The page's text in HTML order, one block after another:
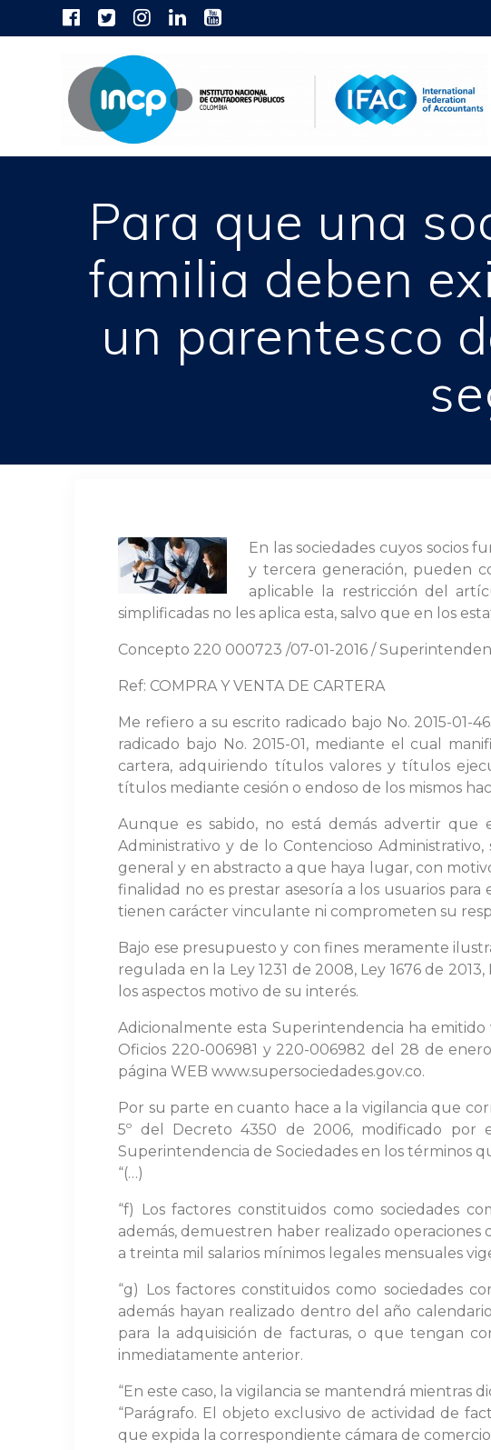
Para que una
familia deben
un parentesco
En las sociedades cuyos socios
y tercera generación, pueden
aplicable la restricción del
simplificadas no les aplica esta, salvo que en los
Concepto 220 000723 /07-01-2016 /
Ref: COMPRA Y VENTA DE CARTERA
Me refiero a su escrito radicado bajo No. 2015-
radicado bajo No. 2015-01, mediante el cual
cartera, adquiriendo títulos valores y títulos
títulos mediante cesión o endoso de los mismos
Aunque es sabido, no está demás advertir
Administrativo y de lo Contencioso
general y en abstracto a que haya lugar, con
finalidad no es prestar asesoría a los usuarios
tienen carácter vinculante ni comprometen su
Bajo ese presupuesto y con fines meramente
regulada en la Ley 1231 de 2008, Ley 1676 de
los aspectos motivo de su interés.
Adicionalmente esta Superintendencia ha
Oficios 220-006981 y 220-006982 del 28 de
página WEB www.supersociedades.gov.co.
Por su parte en cuanto hace a la vigilancia que
5º del Decreto 4350 de 2006, modificado por
Superintendencia de Sociedades en los términos
“(…)
“f) Los factores constituidos como sociedades
además, demuestren haber realizado
a treinta mil salarios mínimos legales mensuales
“g) Los factores constituidos como sociedades
además hayan realizado dentro del año
para la adquisición de facturas, o que tengan
inmediatamente anterior.
“En este caso, la vigilancia se mantendrá mientras
“Parágrafo. El objeto exclusivo de actividad de
que expida la correspondiente cámara de